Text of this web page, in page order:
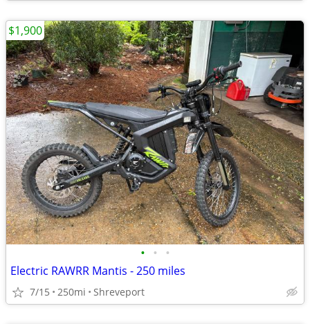
• • •
Electric RAWRR Mantis - 250 miles
7/15 250mi Shreveport
$1,900